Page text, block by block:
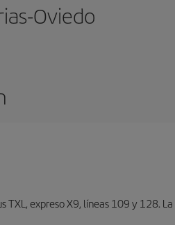
Oviedo
expreso X9, lí­neas 109 y 128.